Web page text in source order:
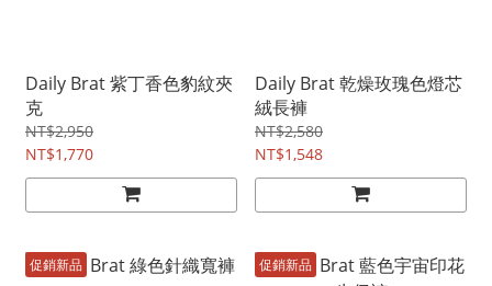
Daily Brat 紫丁香色豹紋夾
克
NT$2,950
NT$1,770
Daily Brat 乾燥玫瑰色燈芯
絨長褲
NT$2,580
NT$1,548
促銷新品 促銷新品